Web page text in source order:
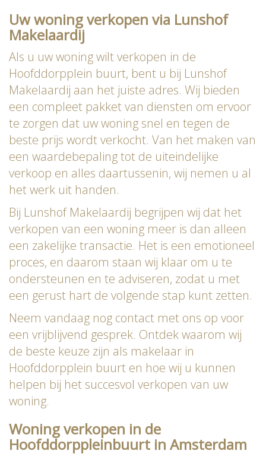
Uw woning verkopen via Lunshof
Makelaardij
Als u uw woning wilt verkopen in de
Hoofddorpplein buurt, bent u bij Lunshof
Makelaardij aan het juiste adres. Wij bieden
een compleet pakket van diensten om ervoor
te zorgen dat uw woning snel en tegen de
beste prijs wordt verkocht. Van het maken van
een waardebepaling tot de uiteindelijke
verkoop en alles daartussenin, wij nemen u al
het werk uit handen.
Bij Lunshof Makelaardij begrijpen wij dat het
verkopen van een woning meer is dan alleen
een zakelijke transactie. Het is een emotioneel
proces, en daarom staan wij klaar om u te
ondersteunen en te adviseren, zodat u met
een gerust hart de volgende stap kunt zetten.
Neem vandaag nog contact met ons op voor
een vrijblijvend gesprek. Ontdek waarom wij
de beste keuze zijn als makelaar in
Hoofddorpplein buurt en hoe wij u kunnen
helpen bij het succesvol verkopen van uw
woning.
Woning verkopen in de
Hoofddorppleinbuurt in Amsterdam